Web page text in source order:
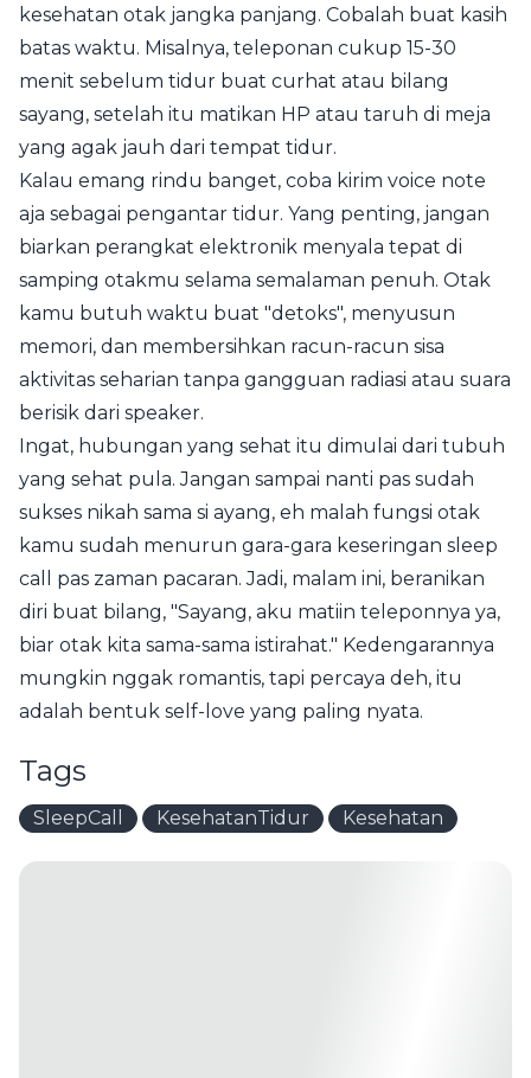
kesehatan otak jangka panjang. Cobalah buat kasih
batas waktu. Misalnya, teleponan cukup 15-30
menit sebelum tidur buat curhat atau bilang
sayang, setelah itu matikan HP atau taruh di meja
yang agak jauh dari tempat tidur.
Kalau emang rindu banget, coba kirim voice note
aja sebagai pengantar tidur. Yang penting, jangan
biarkan perangkat elektronik menyala tepat di
samping otakmu selama semalaman penuh. Otak
kamu butuh waktu buat "detoks", menyusun
memori, dan membersihkan racun-racun sisa
aktivitas seharian tanpa gangguan radiasi atau suara
berisik dari speaker.
Ingat, hubungan yang sehat itu dimulai dari tubuh
yang sehat pula. Jangan sampai nanti pas sudah
sukses nikah sama si ayang, eh malah fungsi otak
kamu sudah menurun gara-gara keseringan sleep
call pas zaman pacaran. Jadi, malam ini, beranikan
diri buat bilang, "Sayang, aku matiin teleponnya ya,
biar otak kita sama-sama istirahat." Kedengarannya
mungkin nggak romantis, tapi percaya deh, itu
adalah bentuk self-love yang paling nyata.
Tags
SleepCall KesehatanTidur Kesehatan